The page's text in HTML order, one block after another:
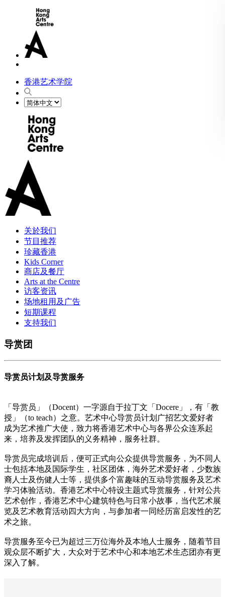
香港艺术学院
关於我们
节目推荐
珍藏香港
Kids Corner
商店及餐厅
Arts at the Centre
访客资讯
场地租用及广告
短期课程
支持我们
导赏团
导赏员计划及导赏服务
「导赏员」（Docent）一字源自于拉丁文「Docere」，有「教
授」（to teach）之意。艺术中心导赏员计划广招艺文爱好者
成为艺术推广大使，致力将香港艺术中心与各界公众连系起
来，培养及发挥团队的义务精神，服务社群。
导赏员完成培训后，便可正式向公众提供导赏服务，为不同人
士包括本地及国际学生，社区团体，海外艺术爱好者，少数族
裔人士及伤健人士等，提供多个富趣味的互动导赏服务及艺术
学习体验活动。香港艺术中心特设主题式导赏服务，针对公共
艺术创作，香港艺术中心建筑特色与日常小故事，当代艺术展
览及艺术教育活动四大方向，与参加者一同经历富启发性的艺
术之旅。
导赏服务至今已为超过三万位海外及本地人士服务，随着节目
观众层不断扩大，大众对于艺术中心和本地艺术生态团亦有更
深入了解。